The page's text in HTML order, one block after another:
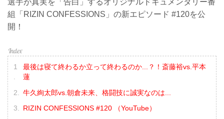
組「RIZIN CONFESSIONS」の新エピソード #120を公
開！
最後は寝て終わるか立って終わるのか...？！斎藤裕vs.平本
蓮
牛久絢太郎vs.朝倉未来、格闘技に誠実なのは...
RIZIN CONFESSIONS #120 （YouTube）